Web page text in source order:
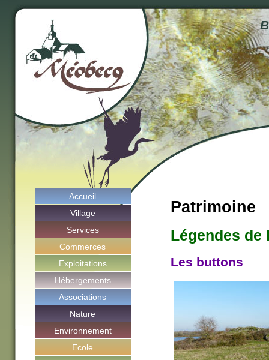
Accueil
Village
Services
Commerces
Exploitations
Hébergements
Associations
Nature
Environnement
Ecole
Patrimoine
Légendes de
Les buttons